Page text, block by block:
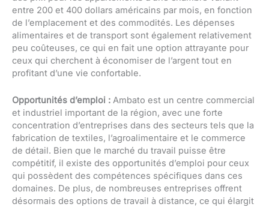
entre 200 et 400 dollars américains par mois, en fonction
de l’emplacement et des commodités. Les dépenses
alimentaires et de transport sont également relativement
peu coûteuses, ce qui en fait une option attrayante pour
ceux qui cherchent à économiser de l’argent tout en
profitant d’une vie confortable.
Opportunités d’emploi : Ambato est un centre commercial
et industriel important de la région, avec une forte
concentration d’entreprises dans des secteurs tels que la
fabrication de textiles, l’agroalimentaire et le commerce
de détail. Bien que le marché du travail puisse être
compétitif, il existe des opportunités d’emploi pour ceux
qui possèdent des compétences spécifiques dans ces
domaines. De plus, de nombreuses entreprises offrent
désormais des options de travail à distance, ce qui élargit